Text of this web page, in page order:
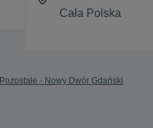
Pozostałe - Nowy Dwór Gdański